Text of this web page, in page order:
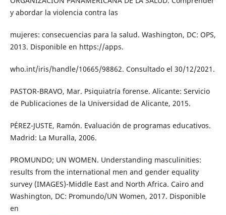
y abordar la violencia contra las
mujeres: consecuencias para la salud. Washington, DC: OPS,
2013. Disponible en https://apps.
who.int/iris/handle/10665/98862. Consultado el 30/12/2021.
PASTOR-BRAVO, Mar. Psiquiatría forense. Alicante: Servicio
de Publicaciones de la Universidad de Alicante, 2015.
PÉREZ-JUSTE, Ramón. Evaluación de programas educativos.
Madrid: La Muralla, 2006.
PROMUNDO; UN WOMEN. Understanding masculinities:
results from the international men and gender equality
survey (IMAGES)-Middle East and North Africa. Cairo and
Washington, DC: Promundo/UN Women, 2017. Disponible
en